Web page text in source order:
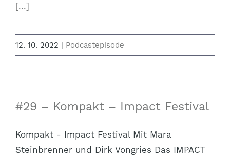
[...]
12. 10. 2022 | Podcastepisode
#29 – Kompakt – Impact Festival
Kompakt - Impact Festival Mit Mara
Steinbrenner und Dirk Vongries Das IMPACT